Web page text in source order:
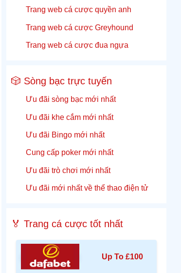
Trang web cá cược quyền anh
Trang web cá cược Greyhound
Trang web cá cược đua ngựa
🎲 Sòng bạc trực tuyến
Ưu đãi sòng bạc mới nhất
Ưu đãi khe cắm mới nhất
Ưu đãi Bingo mới nhất
Cung cấp poker mới nhất
Ưu đãi trò chơi mới nhất
Ưu đãi mới nhất về thể thao điện tử
🏅 Trang cá cược tốt nhất
Up To £100